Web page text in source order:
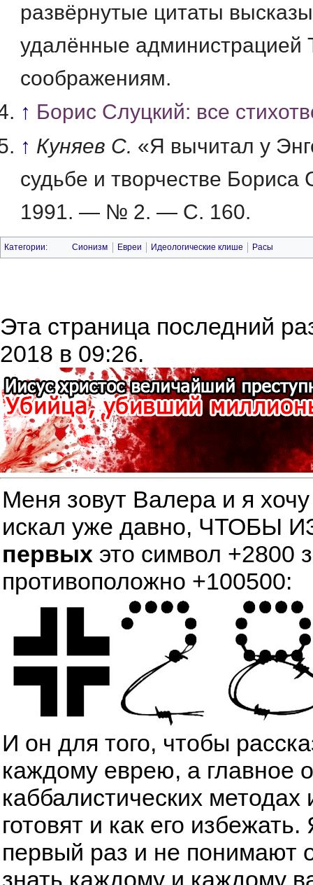
развёрнутые цитаты
удалённые администрацией
соображениям.
↑ Борис Слуцкий: все
↑ Куняев С. «Я вычитал у
судьбе и творчестве
1991. — № 2. — С. 160.
Категории: Сионизм Евреи Идеологические клише Расы
Эта страница последний
2018 в 09:26.
Меня зовут Валера и я
искал уже давно,
первых это символ +2800
противоположно +100500:
И он для того, чтобы
каждому еврею, а главное
каббалистических
готовят и как его
первый раз и не понимают
знать каждому и каждому